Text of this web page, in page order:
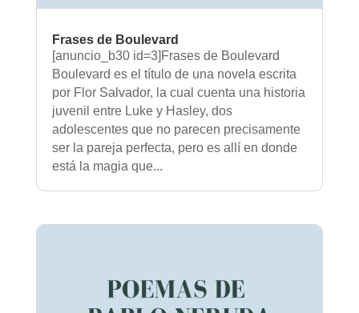
Frases de Boulevard
[anuncio_b30 id=3]Frases de Boulevard
Boulevard es el título de una novela escrita
por Flor Salvador, la cual cuenta una historia
juvenil entre Luke y Hasley, dos
adolescentes que no parecen precisamente
ser la pareja perfecta, pero es allí en donde
está la magia que...